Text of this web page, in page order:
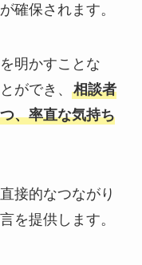
が確保されます。
明かすことな
ができ、
相談者
、率直な気持ち
接的なつながり
を提供します。